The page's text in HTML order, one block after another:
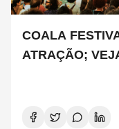
COALA
ATRAÇÃO;